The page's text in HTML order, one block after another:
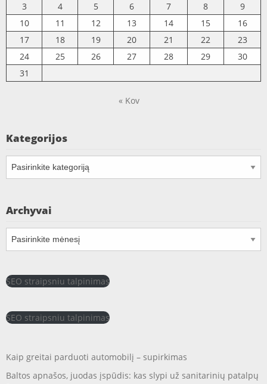
3
4 5 6 7 8
9
10
11 12 13 14 15
16
17
18 19 20 21 22
23
24
25 26 27 28 29
30
31
« Kov
Kategorijos
Kategorijos
Archyvai
Archyvai
SEO straipsniu talpinimas
SEO straipsniu talpinimas
Kaip greitai parduoti automobilį – supirkimas
Baltos apnašos, juodas įspūdis: kas slypi už sanitarinių patalpų